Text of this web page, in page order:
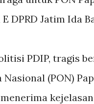
DPRD Jatim Ida
PDIP, tragis
Nasional (PON)